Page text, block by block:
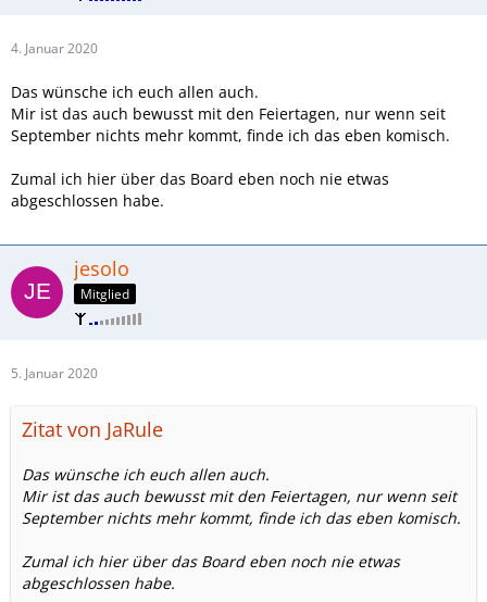
4. Januar 2020
Das wünsche ich euch allen auch.
Mir ist das auch bewusst mit den Feiertagen, nur wenn seit
September nichts mehr kommt, finde ich das eben komisch.
Zumal ich hier über das Board eben noch nie etwas
abgeschlossen habe.
jesolo
Mitglied
5. Januar 2020
Zitat von JaRule
Das wünsche ich euch allen auch.
Mir ist das auch bewusst mit den Feiertagen, nur wenn seit
September nichts mehr kommt, finde ich das eben komisch.
Zumal ich hier über das Board eben noch nie etwas
abgeschlossen habe.